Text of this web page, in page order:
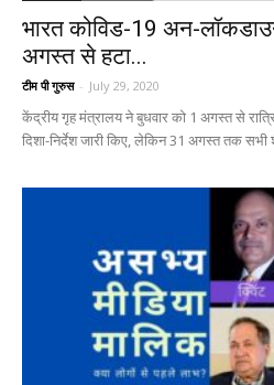
भारत कोविड-19 अन-
अगस्त से हटा...
टीम पी गुरुस - July 29, 2020
केंद्रीय गृह मंत्रालय ने बुधवार को 1 अगस्त से
दिशा-निर्देश जारी किए, लेकिन 31 अगस्त तक सभी